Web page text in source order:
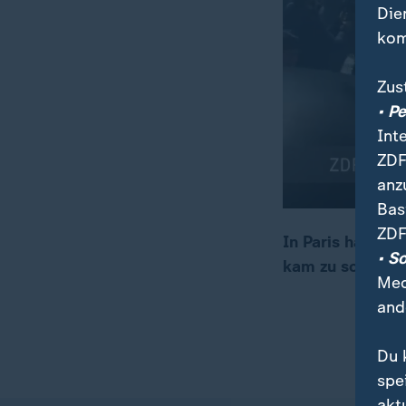
00:04 00:18
In Paris hat es
kam zu
•
•
Du